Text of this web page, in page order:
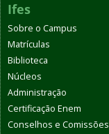
Ifes
Sobre o Campus
Matrículas
Biblioteca
Núcleos
Administração
Certificação Enem
Conselhos e Comissões